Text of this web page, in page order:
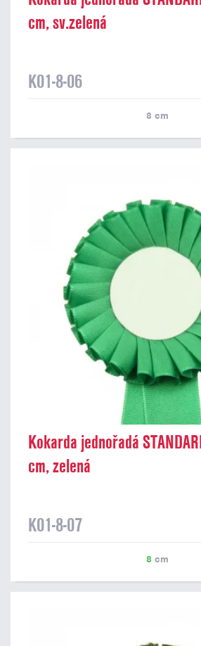
cm, sv.zelená
K01-8-06
8 cm
Kokarda jednořadá
cm, zelená
K01-8-07
8 cm